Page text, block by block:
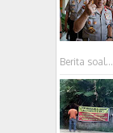
Berita soal...